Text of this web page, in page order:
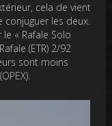
cela de vient
les deux.
« Rafale Solo
(ETR) 2/92
sont moins